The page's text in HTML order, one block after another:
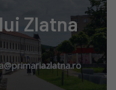
Zlatna